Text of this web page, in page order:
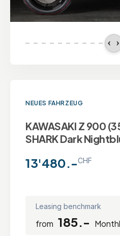
NEUES FAHRZEUG
KAWASAKI Z 900
SHARK Dark
13'480.-CHF
Leasing benchmark
from 185.-